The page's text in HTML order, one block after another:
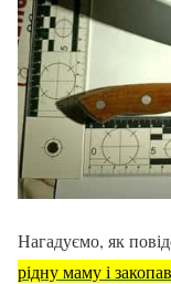
Нагадуємо, як
рідну маму і